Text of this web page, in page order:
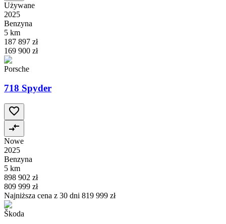
Używane
2025
Benzyna
5 km
187 897 zł
169 900 zł
Porsche
718 Spyder
Nowe
2025
Benzyna
5 km
898 902 zł
809 999 zł
Najniższa cena z 30 dni 819 999 zł
Škoda